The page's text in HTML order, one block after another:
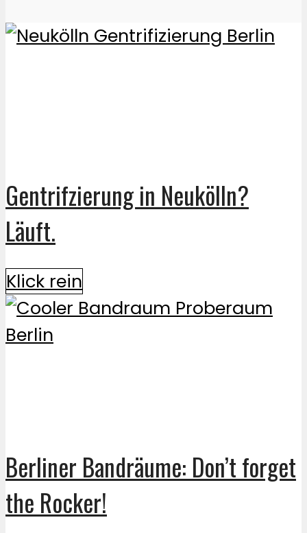
Gentrifzierung in Neukölln?
Läuft.
Klick rein
Berliner Bandräume: Don’t forget
the Rocker!